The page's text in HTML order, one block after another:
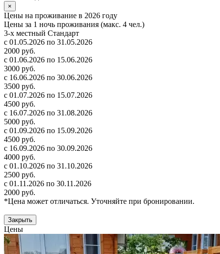
×
Цены на проживание в 2026 году
Цены за 1 ночь проживания (макс. 4 чел.)
3-х местный Стандарт
с 01.05.2026 по 31.05.2026
2000 руб.
с 01.06.2026 по 15.06.2026
3000 руб.
с 16.06.2026 по 30.06.2026
3500 руб.
с 01.07.2026 по 15.07.2026
4500 руб.
с 16.07.2026 по 31.08.2026
5000 руб.
с 01.09.2026 по 15.09.2026
4500 руб.
с 16.09.2026 по 30.09.2026
4000 руб.
с 01.10.2026 по 31.10.2026
2500 руб.
с 01.11.2026 по 30.11.2026
2000 руб.
*Цена может отличаться. Уточняйте при бронировании.
Закрыть
Цены